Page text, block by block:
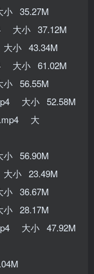
小 35.27M
大小 37.12M
大小 43.34M
大小 61.02M
小 56.55M
大小 52.58M
.mp4 大
小 56.90M
大小 23.49M
小 36.67M
小 28.17M
大小 47.92M